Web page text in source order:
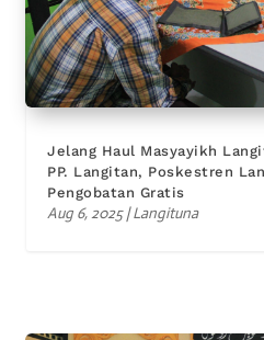
Jelang Haul Masyayikh
PP. Langitan, Poskestren
Pengobatan Gratis
Aug 6, 2025|Langituna